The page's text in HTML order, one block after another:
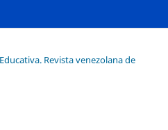
Revista venezolana de